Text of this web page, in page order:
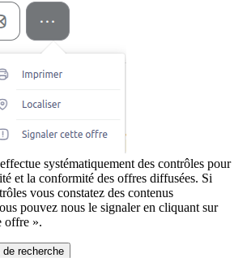
systématiquement des contrôles pour
et la conformité des offres diffusées. Si
vous constatez des contenus
pouvez nous le signaler en cliquant sur
offre ».
recherche